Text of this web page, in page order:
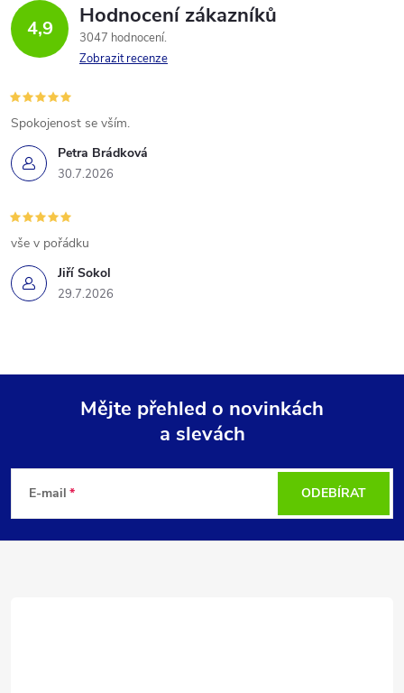
4,9 Hodnocení zákazníků
3047 hodnocení
Zobrazit recenze
Petra Brádková
30.7.2026
Spokojenost se vším.
Jiří Sokol
29.7.2026
vše v pořádku
p
Mějte přehled o novinkách
a slevách
E-mail ODEBÍRAT